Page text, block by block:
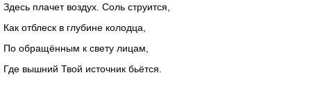
Здесь плачет воздух. Соль струится,
Как отблеск в глубине колодца,
По обращённым к свету лицам,
Где вышний Твой источник бьётся.